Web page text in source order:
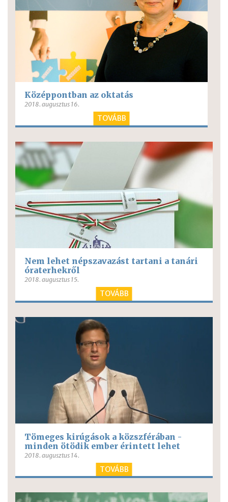
Középpontban az oktatás
2018. augusztus 16.
TOVÁBB
Nem lehet népszavazást tartani a tanári
óraterhekről
2018. augusztus 15.
TOVÁBB
Tömeges kirúgások a közszférában -
minden ötödik ember érintett lehet
2018. augusztus 14.
TOVÁBB